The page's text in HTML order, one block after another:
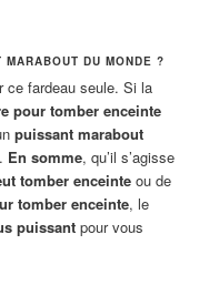
DU MONDE ?
ce fardeau seule. Si la
pour tomber enceinte
puissant marabout
En somme, qu’il s’agisse
tomber enceinte ou de
tomber enceinte, le
puissant pour vous